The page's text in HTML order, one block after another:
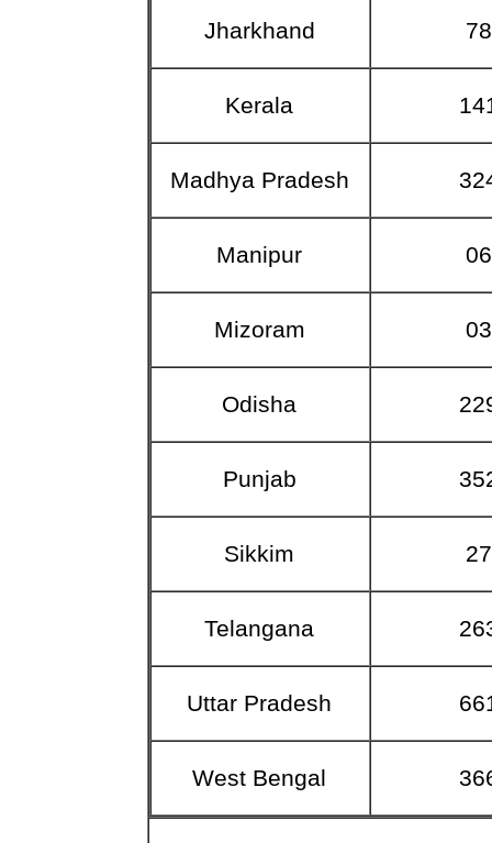
Jharkhand 78
Kerala
Madhya Pradesh
Manipur 06
Mizoram 03
Odisha
Punjab
Sikkim 27
Telangana
Uttar Pradesh
West Bengal